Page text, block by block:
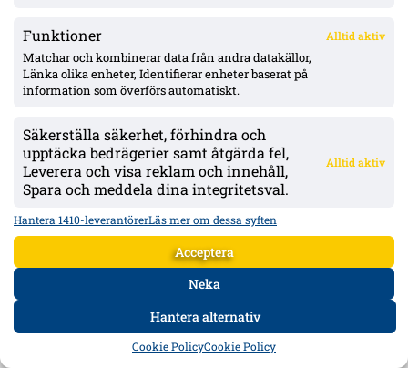
Funktioner Alltid aktiv
Matchar och kombinerar data från andra datakällor,
Länka olika enheter, Identifierar enheter baserat på
information som överförs automatiskt.
Säkerställa säkerhet, förhindra och
upptäcka bedrägerier samt åtgärda fel,
Leverera och visa reklam och innehåll,
Spara och meddela dina integritetsval.
Alltid aktiv
Hantera 1410-leverantörerLäs mer om dessa syften
Acceptera
Neka
Hantera alternativ
Cookie PolicyCookie Policy
MFF:s Noah John skadade baksida lår – spelade vidare; räknar med 1–2
veckor borta
22-åringen haltade efter smällen mot BP men kastades in igen innan
bytet. TV4:s Jiloan Hamad kallade beslutet ”konstigt”, medan Gaute
Mer om Östers IF
DATA FORUM